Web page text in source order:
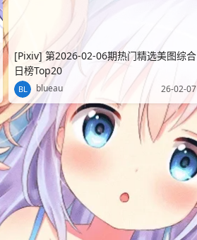
[Pixiv] 第2026-02-06期热门精选美图综合
日榜Top20
blueau 26-02-07